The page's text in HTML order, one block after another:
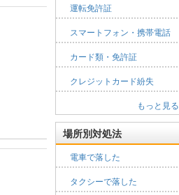
運転免許証
スマートフォン・携帯電話
カード類・免許証
クレジットカード紛失
もっと見る
場所別対処法
電車で落した
タクシーで落した